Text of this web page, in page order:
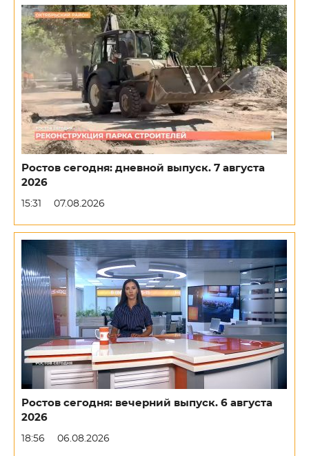
Ростов сегодня: дневной выпуск. 7 августа
2026
15:31 07.08.2026
Ростов сегодня: вечерний выпуск. 6 августа
2026
18:56 06.08.2026